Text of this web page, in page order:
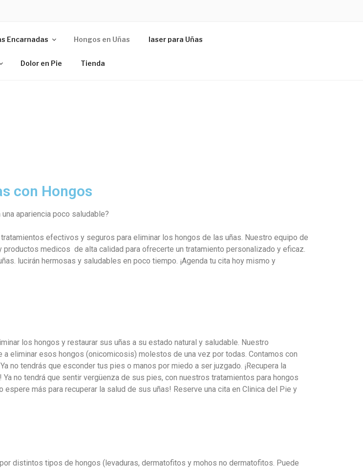
Encarnadas Hongos en Uñas laser para Uñas
Dolor en Pie Tienda
con Hongos
apariencia poco saludable?
efectivos y seguros para eliminar los hongos de las uñas. Nuestro equipo de
medicos de alta calidad para ofrecerte un tratamiento personalizado y eficaz.
lucirán hermosas y saludables en poco tiempo. ¡Agenda tu cita hoy mismo y
los hongos y restaurar sus uñas a su estado natural y saludable. Nuestro
eliminar esos hongos (onicomicosis) molestos de una vez por todas. Contamos con
no tendrás que esconder tus pies o manos por miedo a ser juzgado. ¡Recupera la
no tendrá que sentir vergüenza de sus pies, con nuestros tratamientos para hongos
más para recuperar la salud de sus uñas! Reserve una cita en Clinica del Pie y
distintos tipos de hongos (levaduras, dermatofitos y mohos no dermatofitos. Puede